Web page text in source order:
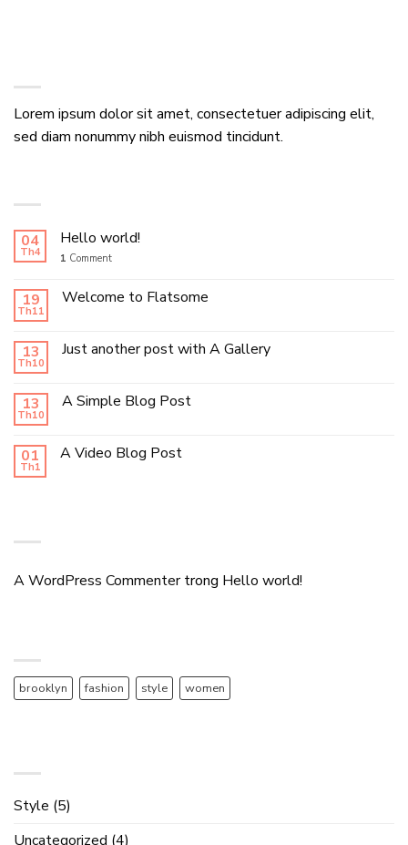
Lorem ipsum dolor sit amet, consectetuer adipiscing elit,
sed diam nonummy nibh euismod tincidunt.
04
Th4
Hello world!
1 Comment
19
Th11
Welcome to Flatsome
13
Th10
Just another post with A Gallery
13
Th10
A Simple Blog Post
01
Th1
A Video Blog Post
A WordPress Commentertrong Hello world!
brooklyn fashion style women
Style (5)
Uncategorized (4)